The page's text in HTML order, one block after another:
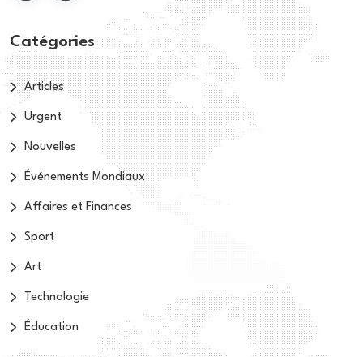
Catégories
Articles
Urgent
Nouvelles
Événements Mondiaux
Affaires et Finances
Sport
Art
Technologie
Éducation